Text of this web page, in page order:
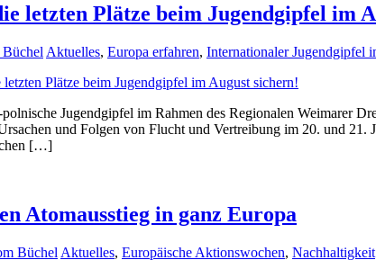
letzten Plätze beim Jugendgipfel im
Aktuelles, Europa erfahren, Internationaler Jugendgipfel
Jugendgipfel im Rahmen des Regionalen Weimarer
und Folgen von Flucht und Vertreibung im 20. und
[…]
Atomausstieg in ganz Europa
Büchel Aktuelles, Europäische Aktionswochen, Nachhaltigkeit